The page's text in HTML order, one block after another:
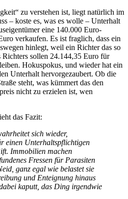
zu verstehen ist, liegt natürlich im
– koste es, was es wolle – Unterhalt
eine 140.000 Euro-
verkaufen. Es ist fraglich, dass ein
hinlegt, weil ein Richter das so
sollen 24.144,35 Euro für
Hokuspokus, und wieder hat ein
Unterhalt hervor­gezaubert. Ob die
steht, was kümmert das den
nicht zu erzielen ist, wen
das Fazit:
sich wieder,
einen Unter­halts­pflichtigen
Immobilien machen
Fressen für Parasiten
ganz egal wie belastet sie
und Enteignung hinaus
kaputt, das Ding irgendwie